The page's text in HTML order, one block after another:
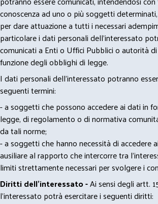
conoscenza ad uno o più soggetti
per dare attuazione a tutti i necessari
particolare i dati personali dell’interessato
comunicati a Enti o Uffici Pubblici o autorità
funzione degli obblighi di legge.
I dati personali dell’interessato potranno
seguenti termini:
- a soggetti che possono accedere ai dati in
legge, di regolamento o di normativa
da tali norme;
- a soggetti che hanno necessità di accedere
ausiliare al rapporto che intercorre tra
limiti strettamente necessari per svolgere i
Diritti dell’interessato -Ai sensi degli artt.
l’interessato potrà esercitare i seguenti diritti: